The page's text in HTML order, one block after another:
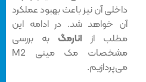
داخلی آن نیز باعث بهبود عملکرد
آن خواهد شد. در ادامه این
مطلب از
انارمگبه بررسی
مشخصات مک مینی M2
می‌پردازیم.